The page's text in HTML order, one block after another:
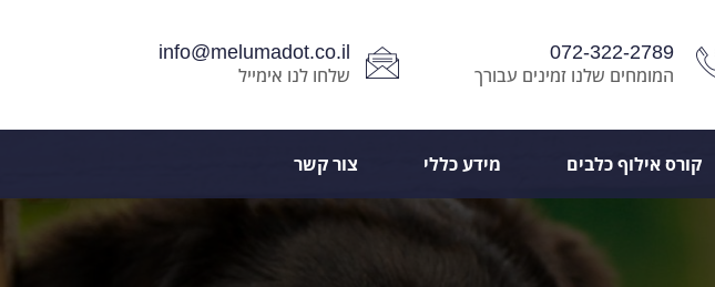
072-322-2789
המומחים שלנו זמינים עבורך
info@melumadot.co.il
שלחו לנו אימייל
קורס אילוף כלבים מידע כללי צור קשר